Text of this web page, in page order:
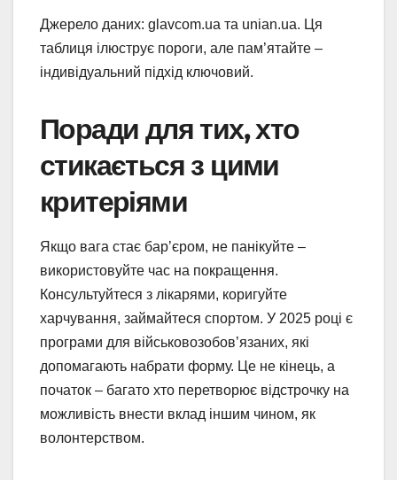
Джерело даних: glavcom.ua та unian.ua. Ця
таблиця ілюструє пороги, але пам’ятайте –
індивідуальний підхід ключовий.
Поради для тих, хто
стикається з цими
критеріями
Якщо вага стає бар’єром, не панікуйте –
використовуйте час на покращення.
Консультуйтеся з лікарями, коригуйте
харчування, займайтеся спортом. У 2025 році є
програми для військовозобов’язаних, які
допомагають набрати форму. Це не кінець, а
початок – багато хто перетворює відстрочку на
можливість внести вклад іншим чином, як
волонтерством.